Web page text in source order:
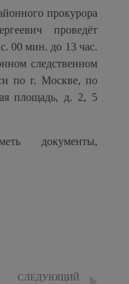
прокурора
проведёт
00 мин. до 13 час.
следственном
по г. Москве, по
площадь, д. 2, 5
документы,
СЛЕДУЮЩИЙ